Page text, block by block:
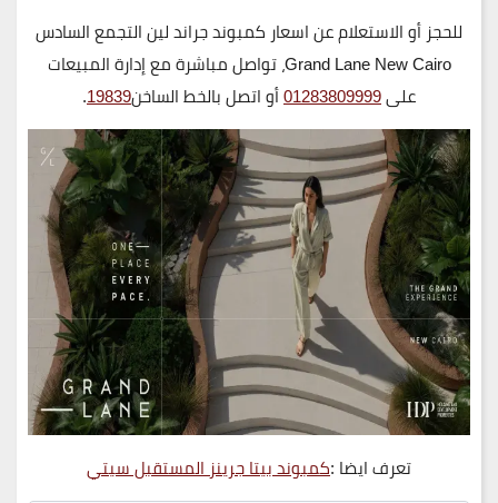
للحجز أو الاستعلام عن اسعار كمبوند جراند لين التجمع السادس
Grand Lane New Cairo، تواصل مباشرة مع إدارة المبيعات
على01283809999أو اتصل بالخط الساخن19839
.
تعرف ايضا :كمبوند بيتا جرينز المستقبل سيتي